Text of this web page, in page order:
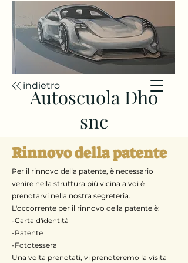
indietro
Autoscuola Dho
snc
Rinnovo della patente
Per il rinnovo della patente, è necessario
venire nella struttura più vicina a voi è
prenotarvi nella nostra segreteria.
L'occorrente per il rinnovo della patente è:
-Carta d'identità
-Patente
-Fototessera
Una volta prenotati, vi prenoteremo la visita